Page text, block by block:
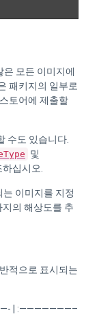
은 모든 이미지에
패키지의 일부로
토어에 제출할
수도 있습니다.
및
하십시오.
이미지를 지정
의 해상도를 추
적으로 표시되는
| :———————–